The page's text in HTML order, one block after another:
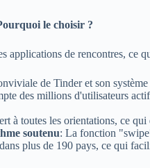
le choisir ?
applications de rencontres, ce
de Tinder et son
des millions d'utilisateurs
à toutes les orientations, ce
soutenu: La fonction
plus de 190 pays, ce qui